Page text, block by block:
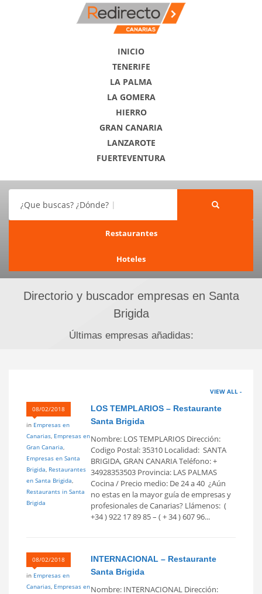
INICIO
TENERIFE
LA PALMA
LA GOMERA
HIERRO
GRAN CANARIA
LANZAROTE
FUERTEVENTURA
¿Que buscas? ¿Dónde?
Restaurantes
Hoteles
Directorio y buscador empresas en Santa
Brigida
Últimas empresas añadidas:
VIEW ALL -
08/02/2018
in Empresas en
Canarias, Empresas en
Gran Canaria,
Empresas en Santa
Brigida, Restaurantes
en Santa Brigida,
Restaurants in Santa
Brigida
LOS TEMPLARIOS – Restaurante
Santa Brigida
Nombre: LOS TEMPLARIOS Dirección:
Codigo Postal: 35310 Localidad: SANTA
BRIGIDA, GRAN CANARIA Teléfono: +
34928353503 Provincia: LAS PALMAS
Cocina / Precio medio: De 24 a 40  ¿Aún
no estas en la mayor guía de empresas y
profesionales de Canarias? Llámenos: (
+34 ) 922 17 89 85 – ( + 34 ) 607 96...
08/02/2018
in Empresas en
Canarias, Empresas en
INTERNACIONAL – Restaurante
Santa Brigida
Nombre: INTERNACIONAL Dirección: